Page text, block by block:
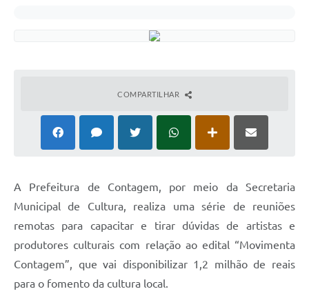
COMPARTILHAR
A Prefeitura de Contagem, por meio da Secretaria
Municipal de Cultura, realiza uma série de reuniões
remotas para capacitar e tirar dúvidas de artistas e
produtores culturais com relação ao edital “Movimenta
Contagem”, que vai disponibilizar 1,2 milhão de reais
para o fomento da cultura local.